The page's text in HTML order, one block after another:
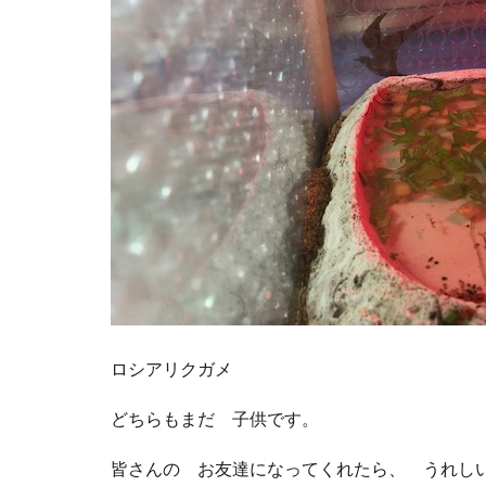
ロシアリクガメ
どちらもまだ 子供です。
皆さんの お友達になってくれたら、 うれし